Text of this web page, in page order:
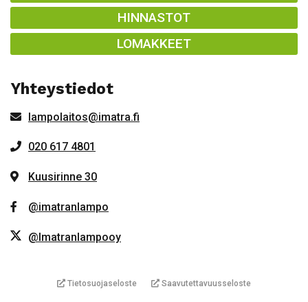
HINNASTOT
LOMAKKEET
Yhteystiedot
lampolaitos@imatra.fi
020 617 4801
Kuusirinne 30
@imatranlampo
@Imatranlampooy
Tietosuojaseloste Saavutettavuusseloste